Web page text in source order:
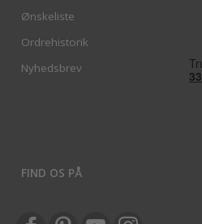
Ønskeliste
Ordrehistorik
Nyhedsbrev
FIND OS PÅ